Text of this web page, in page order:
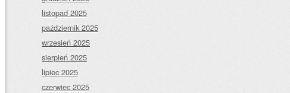
listopad 2025
październik 2025
wrzesień 2025
sierpień 2025
lipiec 2025
czerwiec 2025